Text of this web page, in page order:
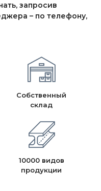
запросив
– по телефону,
Собственный
склад
10000 видов
продукции